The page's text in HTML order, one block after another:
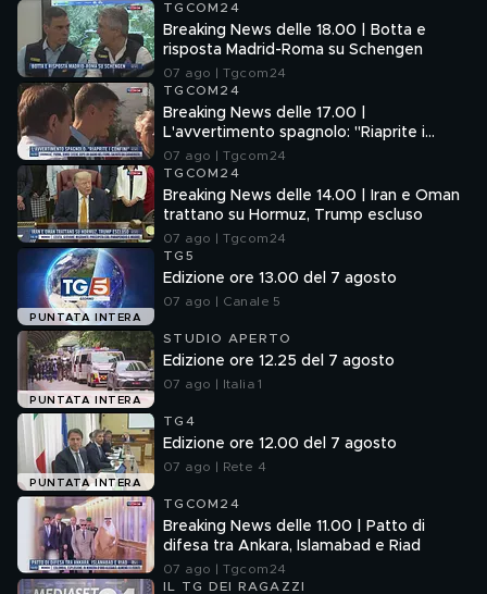
TGCOM24
Breaking News delle 18.00 | Botta e
risposta Madrid-Roma su Schengen
07 ago | Tgcom24
TGCOM24
Breaking News delle 17.00 |
L'avvertimento spagnolo: "Riaprite i
confini"
07 ago | Tgcom24
TGCOM24
Breaking News delle 14.00 | Iran e Oman
trattano su Hormuz, Trump escluso
07 ago | Tgcom24
PUNTATA INTERA
TG5
Edizione ore 13.00 del 7 agosto
07 ago | Canale 5
PUNTATA INTERA
STUDIO APERTO
Edizione ore 12.25 del 7 agosto
07 ago | Italia 1
PUNTATA INTERA
TG4
Edizione ore 12.00 del 7 agosto
07 ago | Rete 4
TGCOM24
Breaking News delle 11.00 | Patto di
difesa tra Ankara, Islamabad e Riad
07 ago | Tgcom24
IL TG DEI RAGAZZI